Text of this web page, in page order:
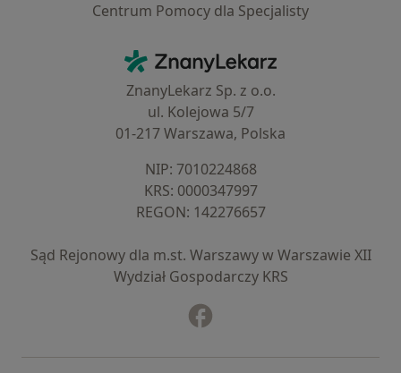
Centrum Pomocy dla Specjalisty
ZnanyLekarz - Strona główna
ZnanyLekarz Sp. z o.o.
ul. Kolejowa 5/7
01-217 Warszawa, Polska
NIP: ⁠7010224868
KRS: ⁠0000347997
REGON: ⁠142276657
Sąd Rejonowy dla m.st. Warszawy w Warszawie XII
Wydział Gospodarczy KRS